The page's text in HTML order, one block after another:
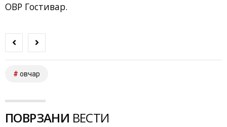
ОВР Гостивар.
овчар
ПОВРЗАНИ ВЕСТИ